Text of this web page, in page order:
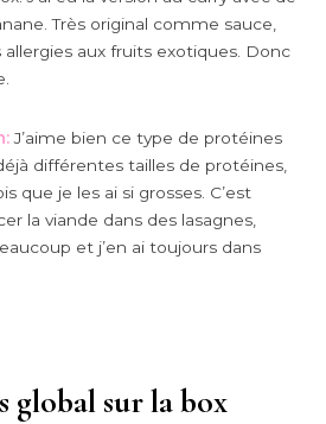
Très original comme sauce,
aux fruits exotiques. Donc
J’aime bien ce type de protéines
différentes tailles de protéines,
que je les ai si grosses. C’est
la viande dans des lasagnes,
et j’en ai toujours dans
global sur la box